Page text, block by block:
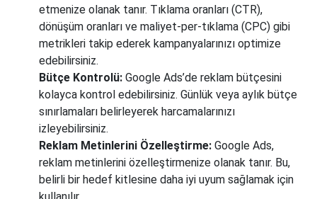
etmenize olanak tanır. Tıklama oranları (CTR),
dönüşüm oranları ve maliyet-per-tıklama (CPC) gibi
metrikleri takip ederek kampanyalarınızı optimize
edebilirsiniz.
Bütçe Kontrolü: Google Ads’de reklam bütçesini
kolayca kontrol edebilirsiniz. Günlük veya aylık bütçe
sınırlamaları belirleyerek harcamalarınızı
izleyebilirsiniz.
Reklam Metinlerini Özelleştirme: Google Ads,
reklam metinlerini özelleştirmenize olanak tanır. Bu,
belirli bir hedef kitlesine daha iyi uyum sağlamak için
kullanılır.